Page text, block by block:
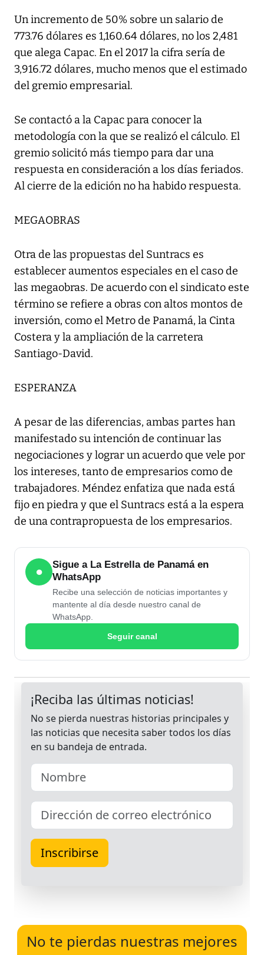
Un incremento de 50% sobre un salario de
773.76 dólares es 1,160.64 dólares, no los 2,481
que alega Capac. En el 2017 la cifra sería de
3,916.72 dólares, mucho menos que el estimado
del gremio empresarial.
Se contactó a la Capac para conocer la
metodología con la que se realizó el cálculo. El
gremio solicitó más tiempo para dar una
respuesta en consideración a los días feriados.
Al cierre de la edición no ha habido respuesta.
MEGAOBRAS
Otra de las propuestas del Suntracs es
establecer aumentos especiales en el caso de
las megaobras. De acuerdo con el sindicato este
término se refiere a obras con altos montos de
inversión, como el Metro de Panamá, la Cinta
Costera y la ampliación de la carretera
Santiago-David.
ESPERANZA
A pesar de las diferencias, ambas partes han
manifestado su intención de continuar las
negociaciones y lograr un acuerdo que vele por
los intereses, tanto de empresarios como de
trabajadores. Méndez enfatiza que nada está
fijo en piedra y que el Suntracs está a la espera
de una contrapropuesta de los empresarios.
●
Sigue a La Estrella de Panamá en
WhatsApp
Recibe una selección de noticias importantes y
mantente al día desde nuestro canal de
WhatsApp.
Seguir canal
No te pierdas nuestras mejores